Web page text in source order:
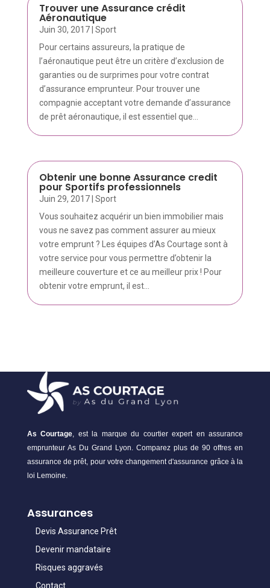
Trouver une Assurance crédit
Aéronautique
Juin 30, 2017| Sport
Pour certains assureurs, la pratique de
l’aéronautique peut être un critère d’exclusion de
garanties ou de surprimes pour votre contrat
d’assurance emprunteur. Pour trouver une
compagnie acceptant votre demande d’assurance
de prêt aéronautique, il est essentiel que...
Obtenir une bonne Assurance credit
pour Sportifs professionnels
Juin 29, 2017| Sport
Vous souhaitez acquérir un bien immobilier mais
vous ne savez pas comment assurer au mieux
votre emprunt ? Les équipes d’As Courtage sont à
votre service pour vous permettre d’obtenir la
meilleure couverture et ce au meilleur prix ! Pour
obtenir votre emprunt, il est...
As Courtage, est la marque du courtier expert en assurance
emprunteur As Du Grand Lyon. Comparez plus de 90 offres en
assurance de prêt, pour votre changement d'assurance grâce à la
loi Lemoine.
Assurances
Devis Assurance Prêt
Devenir mandataire
Risques aggravés
Contact